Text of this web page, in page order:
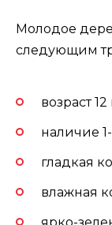
Молодое
следующим
возраст
наличие
гладкая
влажная